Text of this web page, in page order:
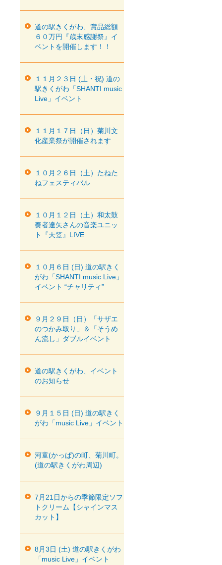
道の駅きくがわ、賞品総額
６０万円『歳末感謝祭』イ
ベントを開催します！！
１１月２３日 (土・祝) 道の
駅きくがわ「SHANTI music
Live」イベント
１１月１７日（日）菊川文
化産業祭が開催されます
１０月２６日（土）たねた
ねフェスティバル
１０月１２日（土）和太鼓
奏者達矢さんの音楽ユニッ
ト『天笠』LIVE
１０月６日 (日) 道の駅きく
がわ「SHANTI music Live」
イベント “チャリティ”
９月２９日（日）「サザエ
のつかみ取り」＆「そうめ
ん流し」ダブルイベント
道の駅きくがわ、イベント
のお知らせ
９月１５日 (日) 道の駅きく
がわ「music Live」イベント
河童(かっぱ)の町、菊川町。
(道の駅きくがわ周辺)
7月21日からの季節限定ソフ
トクリーム【シャインマス
カット】
8月3日 (土) 道の駅きくがわ
「music Live」イベント